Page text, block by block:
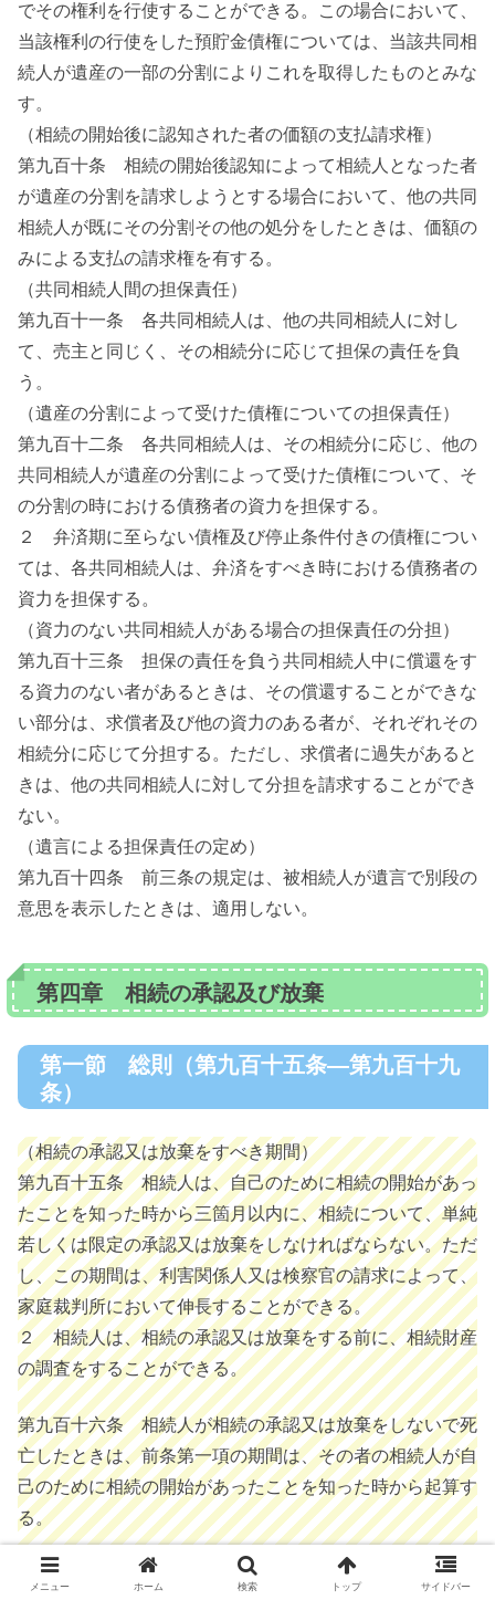
でその権利を行使することができる。この場合において、
当該権利の行使をした預貯金債権については、当該共同相
続人が遺産の一部の分割によりこれを取得したものとみな
す。
（相続の開始後に認知された者の価額の支払請求権）
第九百十条 相続の開始後認知によって相続人となった者
が遺産の分割を請求しようとする場合において、他の共同
相続人が既にその分割その他の処分をしたときは、価額の
みによる支払の請求権を有する。
（共同相続人間の担保責任）
第九百十一条 各共同相続人は、他の共同相続人に対し
て、売主と同じく、その相続分に応じて担保の責任を負
う。
（遺産の分割によって受けた債権についての担保責任）
第九百十二条 各共同相続人は、その相続分に応じ、他の
共同相続人が遺産の分割によって受けた債権について、そ
の分割の時における債務者の資力を担保する。
２ 弁済期に至らない債権及び停止条件付きの債権につい
ては、各共同相続人は、弁済をすべき時における債務者の
資力を担保する。
（資力のない共同相続人がある場合の担保責任の分担）
第九百十三条 担保の責任を負う共同相続人中に償還をす
る資力のない者があるときは、その償還することができな
い部分は、求償者及び他の資力のある者が、それぞれその
相続分に応じて分担する。ただし、求償者に過失があると
きは、他の共同相続人に対して分担を請求することができ
ない。
（遺言による担保責任の定め）
第九百十四条 前三条の規定は、被相続人が遺言で別段の
意思を表示したときは、適用しない。
第四章 相続の承認及び放棄
第一節 総則（第九百十五条―第九百十九
条）
（相続の承認又は放棄をすべき期間）
第九百十五条 相続人は、自己のために相続の開始があっ
たことを知った時から三箇月以内に、相続について、単純
若しくは限定の承認又は放棄をしなければならない。ただ
し、この期間は、利害関係人又は検察官の請求によって、
家庭裁判所において伸長することができる。
２ 相続人は、相続の承認又は放棄をする前に、相続財産
の調査をすることができる。
第九百十六条 相続人が相続の承認又は放棄をしないで死
亡したときは、前条第一項の期間は、その者の相続人が自
己のために相続の開始があったことを知った時から起算す
る。
第九百十七条 相続人が未成年者又は成年被後見人である
メニュー ホーム 検索 トップ サイドバー